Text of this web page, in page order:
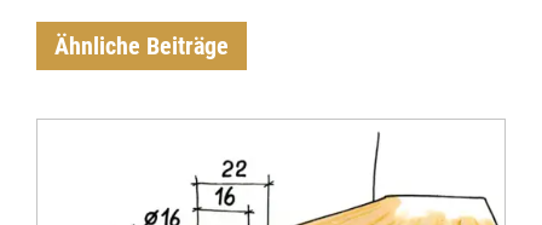
Ähnliche Beiträge